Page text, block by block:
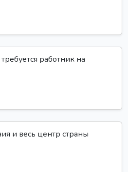
работник на
и весь центр страны